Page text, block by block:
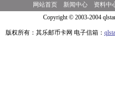
网站首页 新闻中心
资料中
Copyright © 2003-2004
版权所有：其乐邮币卡网 电子信箱：